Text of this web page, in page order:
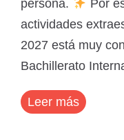
persona.
Por
actividades
2027 está muy
Bachillerato
Leer más